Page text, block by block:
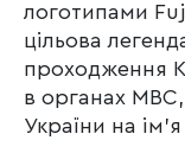
логотипами
цільова
проходження
в органах
України на